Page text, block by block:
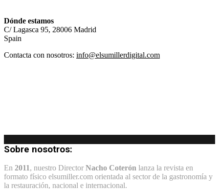
Dónde estamos
C/ Lagasca 95, 28006 Madrid
Spain
Contacta con nosotros: info@elsumillerdigital.com
Sobre nosotros:
En 2011, nuestro Director Nacho Coterón lanza la revista en
formato físico elsumiller.com orientada al sector de la gastronomía y
la restauración, nacional e internacional.